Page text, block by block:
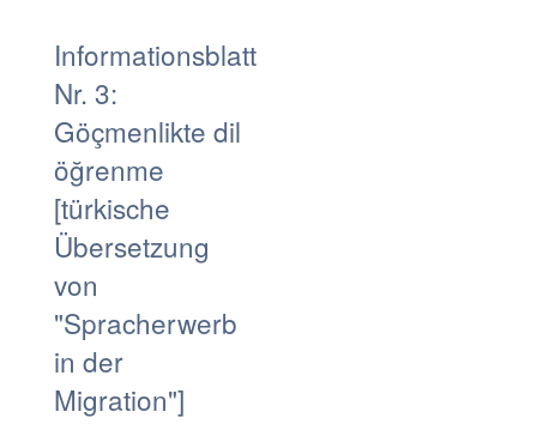
Informationsblatt
Nr. 3:
Göçmenlikte dil
öğrenme
[türkische
Übersetzung
von
"Spracherwerb
in der
Migration"]